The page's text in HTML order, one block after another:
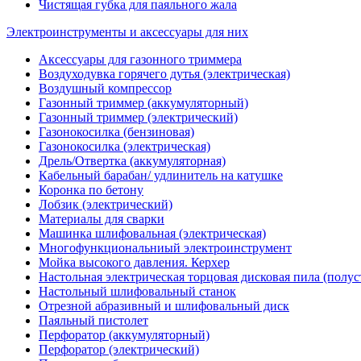
Чистящая губка для паяльного жала
Электроинструменты и аксессуары для них
Аксессуары для газонного триммера
Воздуходувка горячего дутья (электрическая)
Воздушный компрессор
Газонный триммер (аккумуляторный)
Газонный триммер (электрический)
Газонокосилка (бензиновая)
Газонокосилка (электрическая)
Дрель/Отвертка (аккумуляторная)
Кабельный барабан/ удлинитель на катушке
Коронка по бетону
Лобзик (электрический)
Материалы для сварки
Машинка шлифовальная (электрическая)
Многофункциональниый электроинструмент
Мойка высокого давления. Керхер
Настольная электрическая торцовая дисковая пила
Настольный шлифовальный станок
Отрезной абразивный и шлифовальный диск
Паяльный пистолет
Перфоратор (аккумуляторный)
Перфоратор (электрический)